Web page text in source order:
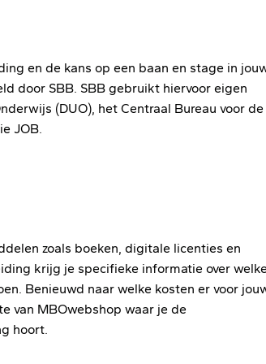
en de kans op een baan en stage in
door SBB. SBB gebruikt hiervoor eigen
(DUO), het Centraal Bureau voor de
JOB.
zoals boeken, digitale licenties en
krijg je specifieke informatie over
Benieuwd naar welke kosten er voor
van MBOwebshop waar je de
hoort.